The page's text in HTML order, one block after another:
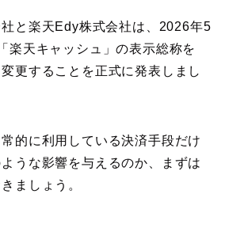
と楽天Edy株式会社は、2026年5
楽天キャッシュ」の表示総称を
変更することを正式に発表しまし
的に利用している決済手段だけ
うな影響を与えるのか、まずは
ましょう。